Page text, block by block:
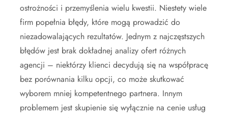
ostrożności i przemyślenia wielu kwestii. Niestety wiele
firm popełnia błędy, które mogą prowadzić do
niezadowalających rezultatów. Jednym z najczęstszych
błędów jest brak dokładnej analizy ofert różnych
agencji – niektórzy klienci decydują się na współpracę
bez porównania kilku opcji, co może skutkować
wyborem mniej kompetentnego partnera. Innym
problemem jest skupienie się wyłącznie na cenie usług